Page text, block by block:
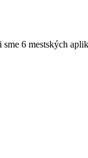
6 mestských